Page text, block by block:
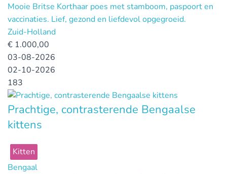
Mooie Britse Korthaar poes met stamboom, paspoort en
vaccinaties. Lief, gezond en liefdevol opgegroeid.
Zuid-Holland
€ 1.000,00
03-08-2026
02-10-2026
183
Prachtige, contrasterende Bengaalse
kittens
Kitten
Bengaal